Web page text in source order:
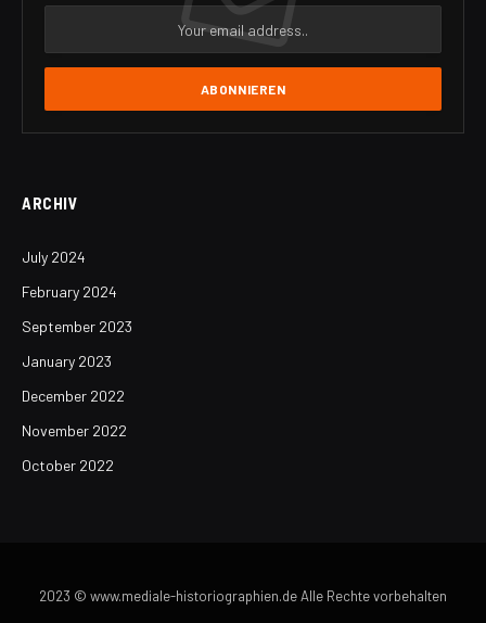
ARCHIV
July 2024
February 2024
September 2023
January 2023
December 2022
November 2022
October 2022
2023 © www.mediale-historiographien.de Alle Rechte vorbehalten